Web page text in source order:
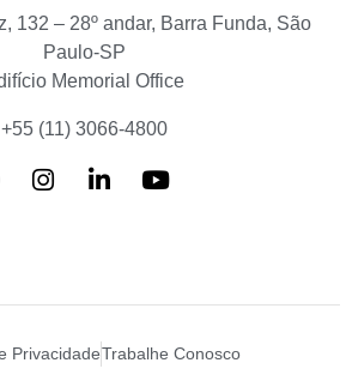
132 – 28º andar, Barra Funda, São
Paulo-SP
Memorial Office
+55 (11) 3066-4800
PrivacidadeTrabalhe Conosco